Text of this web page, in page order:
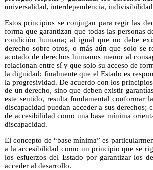
universalidad, interdependencia,
Estos principios se conjugan para regir las
forma que garantizan que todas las personas
condición humana; al igual que no debe
derecho sobre otros, o más aún que solo se
acotado de derechos humanos menor al
relacionan entre sí y que solo su acceso de
la dignidad; finalmente que el Estado es
la progresividad. De acuerdo con los
de un derecho, sino que deben existir
este sentido, resulta fundamental conformar
discapacidad puedan acceder a sus
de accesibilidad como una base mínima
discapacidad.
El concepto de “base mínima” es
a la accesibilidad como un principio que se
los esfuerzos del Estado por garantizar los
acceder al desarrollo.